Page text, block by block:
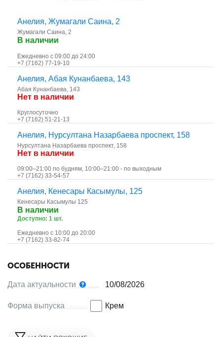
Анелия, ​Жумагали Саина, 2
​Жумагали Саина, 2
В наличии
Ежедневно с 09:00 до 24:00
+7 (7162) 77-19-10
Анелия, ​Абая Кунанбаева, 143
​Абая Кунанбаева, 143
Нет в наличии
Круглосуточно
+7 (7162) 51-21-13
Анелия, ​Нурсултана Назарбаева проспект, 158
​Нурсултана Назарбаева проспект, 158
Нет в наличии
09:00–21:00 по будням, 10:00–21:00 - по выходным
+7 (7162) 33-54-57
Анелия, ​Кенесары Касымулы, 125
Кенесары Касымулы 125
В наличии
Доступно: 1 шт.
Ежедневно с 10:00 до 20:00
+7 (7162) 33-82-74
ОСОБЕННОСТИ
Дата актуальности 10/08/2026
Форма выпуска Крем